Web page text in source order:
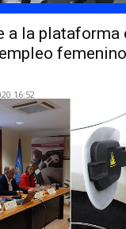
a la plataforma
16:52